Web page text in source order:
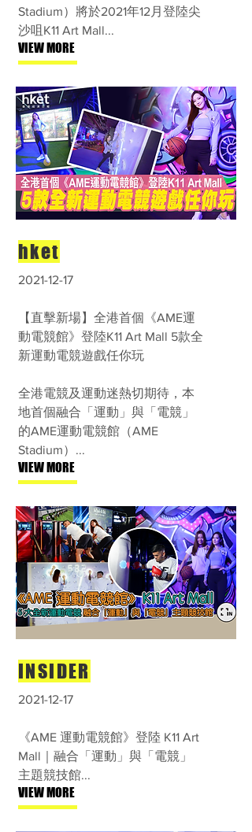
Stadium）將於2021年12月登陸尖
沙咀K11 Art Mall...
VIEW MORE
hket
2021-12-17
【直擊新場】全港首個《AME運
動電競館》登陸K11 Art Mall 5款全
新運動電競遊戲任你玩
全港電競及運動迷熱切期待，本
地首個融合「運動」與「電競」
的AME運動電競館（AME
Stadium）...
VIEW MORE
INSIDER
2021-12-17
《AME 運動電競館》登陸 K11 Art
Mall｜融合「運動」與「電競」
主題競技館...
VIEW MORE